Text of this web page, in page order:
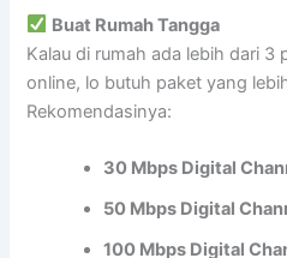
Buat Rumah Tangga
Kalau di rumah ada lebih dari 3
online, lo butuh paket yang
Rekomendasinya:
30 Mbps Digital
50 Mbps Digital
100 Mbps Digital